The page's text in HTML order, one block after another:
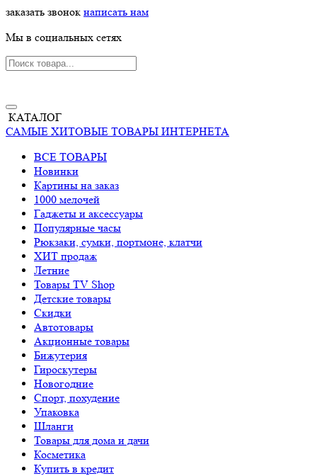
заказать звонок написать нам
Мы в социальных сетях
КАТАЛОГ
САМЫЕ ХИТОВЫЕ ТОВАРЫ ИНТЕРНЕТА
ВСЕ ТОВАРЫ
Новинки
Картины на заказ
1000 мелочей
Гаджеты и аксессуары
Популярные часы
Рюкзаки, сумки, портмоне, клатчи
ХИТ продаж
Летние
Товары TV Shop
Детские товары
Cкидки
Автотовары
Акционные товары
Бижутерия
Гироскутеры
Новогодние
Спорт, похудение
Упаковка
Шланги
Товары для дома и дачи
Косметика
Купить в кредит